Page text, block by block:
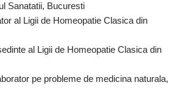
Sanatatii, Bucuresti
al Ligii de Homeopatie Clasica din
al Ligii de Homeopatie Clasica din
pe probleme de medicina naturala,